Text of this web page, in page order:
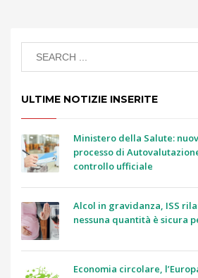
ULTIME NOTIZIE INSERITE
Ministero della Salute:
processo di
controllo ufficiale
Alcol in gravidanza, ISS
nessuna quantità è sicura
Economia circolare,